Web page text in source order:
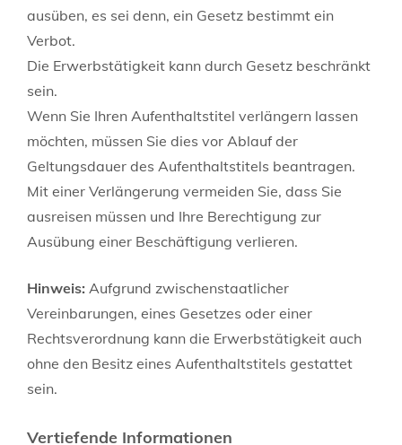
ausüben, es sei denn, ein Gesetz bestimmt ein
Verbot.
Die Erwerbstätigkeit kann durch Gesetz beschränkt
sein.
Wenn Sie Ihren Aufenthaltstitel verlängern lassen
möchten, müssen Sie dies vor Ablauf der
Geltungsdauer des Aufenthaltstitels beantragen.
Mit einer Verlängerung vermeiden Sie, dass Sie
ausreisen müssen und Ihre Berechtigung zur
Ausübung einer Beschäftigung verlieren.
Hinweis: Aufgrund zwischenstaatlicher
Vereinbarungen, eines Gesetzes oder einer
Rechtsverordnung kann die Erwerbstätigkeit auch
ohne den Besitz eines Aufenthaltstitels gestattet
sein.
Vertiefende Informationen